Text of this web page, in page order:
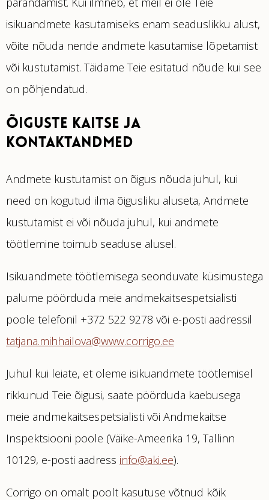
isikuandmete kasutamiseks enam seaduslikku alust,
võite nõuda nende andmete kasutamise lõpetamist
või kustutamist. Täidame Teie esitatud nõude kui see
on põhjendatud.
ÕIGUSTE KAITSE JA
KONTAKTANDMED
Andmete kustutamist on õigus nõuda juhul, kui
need on kogutud ilma õigusliku aluseta, Andmete
kustutamist ei või nõuda juhul, kui andmete
töötlemine toimub seaduse alusel.
Isikuandmete töötlemisega seonduvate küsimustega
palume pöörduda meie andmekaitsespetsialisti
poole telefonil +372 522 9278 või e-posti aadressil
tatjana.mihhailova@www.corrigo.ee
Juhul kui leiate, et oleme isikuandmete töötlemisel
rikkunud Teie õigusi, saate pöörduda kaebusega
meie andmekaitsespetsialisti või Andmekaitse
Inspektsiooni poole (Väike-Ameerika 19, Tallinn
10129, e-posti aadress info@aki.ee).
Corrigo on omalt poolt kasutuse võtnud kõik